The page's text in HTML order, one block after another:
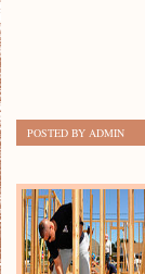
POSTED BY ADMIN